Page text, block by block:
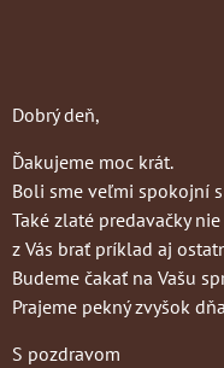
Dobrý deň,
Ďakujeme moc krát.
Boli sme veľmi spokojní
Také zlaté predavačky
z Vás brať príklad aj
Budeme čakať na Vašu
Prajeme pekný zvyšok
S pozdravom